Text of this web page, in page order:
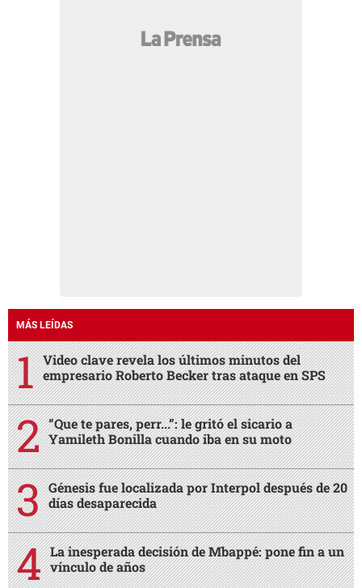
MÁS LEÍDAS
Video clave revela los últimos minutos del
empresario Roberto Becker tras ataque en SPS
“Que te pares, perr...”: le gritó el sicario a
Yamileth Bonilla cuando iba en su moto
Génesis fue localizada por Interpol después de 20
días desaparecida
La inesperada decisión de Mbappé: pone fin a un
vínculo de años